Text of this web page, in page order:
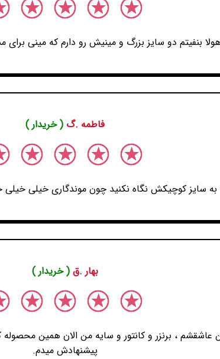
بنفیتم دو سایز بزرگ و مینیش رو دارم که مینی
فاطمه .گ ( خریدار )
به سایز کوچیکش نگاه نکنید چون موندگاری خیلی خیلی
بهار .ق ( خریدار )
، برنزر و کانتور و سایه من الان همین
پیشنهادش میدم.